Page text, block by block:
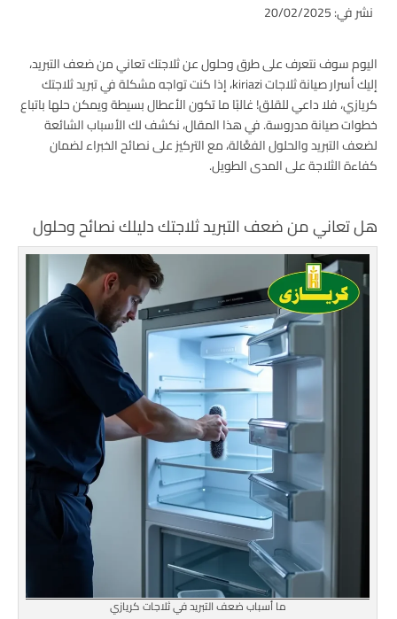
نشر في: 20/02/2025
اليوم سوف نتعرف على طرق وحلول عن ثلاجتك تعاني من ضعف التبريد،
إليك أسرار صيانة ثلاجات kiriazi، إذا كنت تواجه مشكلة في تبريد ثلاجتك
كريازي، فلا داعي للقلق! غالبًا ما تكون الأعطال بسيطة ويمكن حلها باتباع
خطوات صيانة مدروسة. في هذا المقال، نكشف لك الأسباب الشائعة
لضعف التبريد والحلول الفعَّالة، مع التركيز على نصائح الخبراء لضمان
كفاءة الثلاجة على المدى الطويل.
هل تعاني من ضعف التبريد ثلاجتك دليلك نصائح وحلول
ما أسباب ضعف التبريد في ثلاجات كريازي